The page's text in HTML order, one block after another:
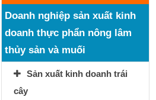
Doanh nghiệp sản xuất kinh
doanh thực phẩn nông lâm
thủy sản và muối
Sản xuất kinh doanh trái
cây